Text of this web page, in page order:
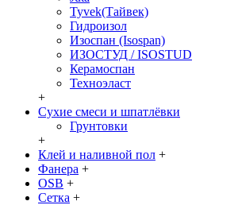
Tyvek(Тайвек)
Гидроизол
Изоспан (Isospan)
ИЗОСТУД / ISOSTUD
Керамоспан
Техноэласт
+
Сухие смеси и шпатлёвки
Грунтовки
+
Клей и наливной пол +
Фанера +
OSB +
Сетка +